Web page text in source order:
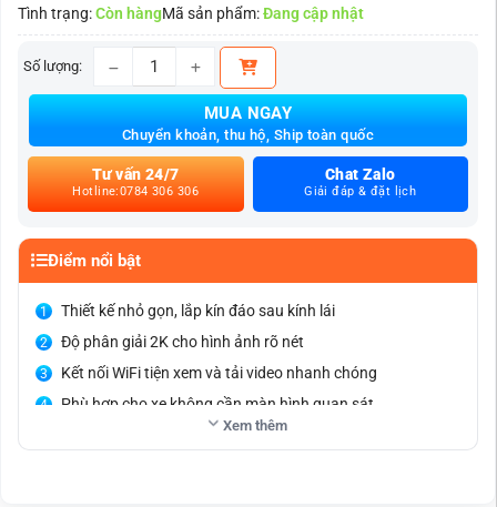
Tình trạng:Còn hàngMã sản phẩm:Đang cập nhật
Số lượng:
Camera hành trình Carlover S9 ghi trước 2K cực nét
MUA NGAY
Chuyển khoản, thu hộ, Ship toàn quốc
Tư vấn 24/7
Hotline:0784 306 306
Chat Zalo
Giải đáp & đặt lịch
Điểm nổi bật
Thiết kế nhỏ gọn, lắp kín đáo sau kính lái
Độ phân giải 2K cho hình ảnh rõ nét
Kết nối WiFi tiện xem và tải video nhanh chóng
Phù hợp cho xe không cần màn hình quan sát
Xem thêm